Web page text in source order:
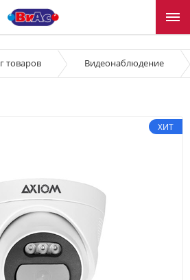
товаров Видеонаблюдение
ХИТ